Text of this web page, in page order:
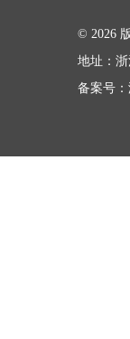
© 2026
地址：
备案号：